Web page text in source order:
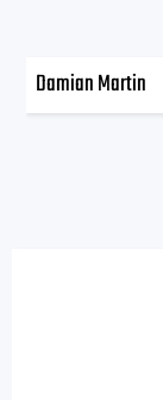
Damian Martin